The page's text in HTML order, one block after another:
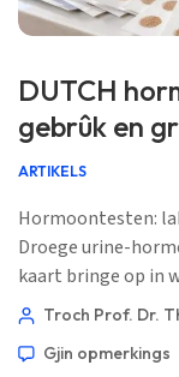
DUTCH
gebrûk en
ARTIKELS
Hormoontesten:
Droege urine-
kaart bringe op in
steat binne, mar it
Publisearre: 2
Troch Prof. Dr.
Gjin opmerkings